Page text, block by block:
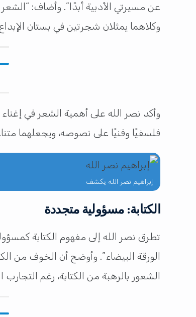
عن مسيرتي الأدبية أبدًا”. وأضاف:
وكلاهما يمثلان شجرتين في بستان
وأكد نصر الله على أهمية الشعر في
فلسفيًا وفنيًا على نصوصه، ويجعلهما
إبراهيم نصر الله يكشف
الكتابة: مسؤولية متجددة
تطرق نصر الله إلى مفهوم الكتابة
الورقة البيضاء”. وأوضح أن الخوف من
الشعور بالرهبة من الكتابة، رغم